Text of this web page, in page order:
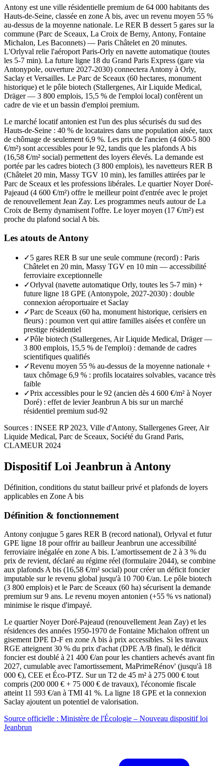
Antony est une ville résidentielle premium de 64 000 habitants des
Hauts-de-Seine, classée en zone A bis, avec un revenu moyen 55 %
au-dessus de la moyenne nationale. Le RER B dessert 5 gares sur la
commune (Parc de Sceaux, La Croix de Berny, Antony, Fontaine
Michalon, Les Baconnets) — Paris Châtelet en 20 minutes.
L'Orlyval relie l'aéroport Paris-Orly en navette automatique (toutes
les 5-7 min). La future ligne 18 du Grand Paris Express (gare via
Antonypole, ouverture 2027-2030) connectera Antony à Orly,
Saclay et Versailles. Le Parc de Sceaux (60 hectares, monument
historique) et le pôle biotech (Stallergenes, Air Liquide Medical,
Dräger — 3 800 emplois, 15,5 % de l'emploi local) confèrent un
cadre de vie et un bassin d'emploi premium.
Le marché locatif antonien est l'un des plus sécurisés du sud des
Hauts-de-Seine : 40 % de locataires dans une population aisée, taux
de chômage de seulement 6,9 %. Les prix de l'ancien (4 600-5 800
€/m²) sont accessibles pour le 92, tandis que les plafonds A bis
(16,58 €/m² social) permettent des loyers élevés. La demande est
portée par les cadres biotech (3 800 emplois), les navetteurs RER B
(Châtelet 20 min, Massy TGV 10 min), les familles attirées par le
Parc de Sceaux et les professions libérales. Le quartier Noyer Doré-
Pajeaud (4 600 €/m²) offre le meilleur point d'entrée avec le projet
de renouvellement Jean Zay. Les programmes neufs autour de La
Croix de Berny dynamisent l'offre. Le loyer moyen (17 €/m²) est
proche du plafond social A bis.
Les atouts deAntony
✓5 gares RER B sur une seule commune (record) : Paris
Châtelet en 20 min, Massy TGV en 10 min — accessibilité
ferroviaire exceptionnelle
✓Orlyval (navette automatique Orly, toutes les 5-7 min) +
future ligne 18 GPE (Antonypole, 2027-2030) : double
connexion aéroportuaire et Saclay
✓Parc de Sceaux (60 ha, monument historique, cerisiers en
fleurs) : poumon vert qui attire familles aisées et confère un
prestige résidentiel
✓Pôle biotech (Stallergenes, Air Liquide Medical, Dräger —
3 800 emplois, 15,5 % de l'emploi) : demande de cadres
scientifiques qualifiés
✓Revenu moyen 55 % au-dessus de la moyenne nationale +
taux chômage 6,9 % : profils locataires solvables, vacance très
faible
✓Prix accessibles pour le 92 (ancien dès 4 600 €/m² à Noyer
Doré) : effet de levier Jeanbrun A bis sur un marché
résidentiel premium sud-92
Sources : INSEE RP 2023, Ville d'Antony, Stallergenes Greer, Air
Liquide Medical, Parc de Sceaux, Société du Grand Paris,
CLAMEUR 2024
Dispositif Loi Jeanbrun à Antony
Définition, conditions du statut bailleur privé et plafonds de loyers
applicables en Zone A bis
Définition & fonctionnement
Antony conjugue 5 gares RER B (record national), Orlyval et futur
GPE ligne 18 pour offrir au bailleur Jeanbrun une accessibilité
ferroviaire inégalée en zone A bis. L'amortissement de 2 à 3 % du
prix de revient, déclaré au régime réel (formulaire 2044), se combine
aux plafonds A bis (16,58 €/m² social) pour créer un déficit foncier
imputable sur le revenu global jusqu'à 10 700 €/an. Le pôle biotech
(3 800 emplois) et le Parc de Sceaux (60 ha) sécurisent la demande
premium sur 9 ans. Le revenu moyen antonien (+55 % vs national)
minimise le risque d'impayé.
Le quartier Noyer Doré-Pajeaud (renouvellement Jean Zay) et les
résidences des années 1950-1970 de Fontaine Michalon offrent un
gisement DPE D-F en zone A bis à prix accessibles. Si les travaux
RGE atteignent 30 % du prix d'achat (DPE A/B final), le déficit
foncier est doublé à 21 400 €/an pour les chantiers achevés avant fin
2027, cumulable avec l'amortissement, MaPrimeRénov' (jusqu'à 18
000 €), CEE et Éco-PTZ. Sur un T2 de 45 m² à 275 000 € tout
compris (200 000 € + 75 000 € de travaux), l'économie fiscale
atteint 11 593 €/an à TMI 41 %. La ligne 18 GPE et la connexion
Saclay ajoutent un potentiel de valorisation.
Source officielle : Ministère de l'Écologie – Nouveau dispositif loi
Jeanbrun